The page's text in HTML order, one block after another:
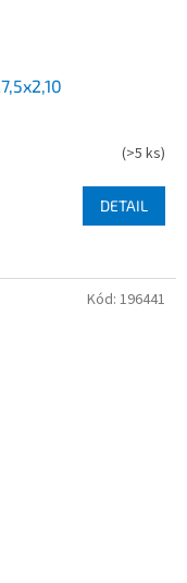
(>5 ks)
DETAIL
Kód: 196441